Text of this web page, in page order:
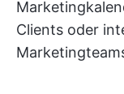
Clients oder